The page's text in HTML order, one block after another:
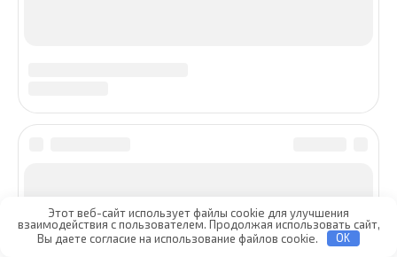
Этот веб-сайт использует файлы cookie для улучшения
взаимодействия с пользователем. Продолжая использовать сайт,
Вы даете согласие на использование файлов cookie.
OK